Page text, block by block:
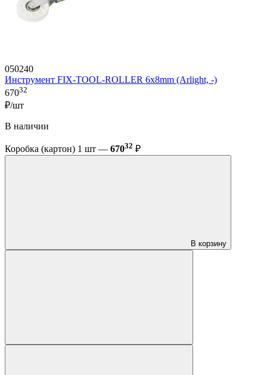
050240
Инструмент FIX-TOOL-ROLLER 6х8mm (Arlight, -)
67032
₽/шт
В наличии
Коробка (картон) 1 шт — 67032 ₽
В корзину